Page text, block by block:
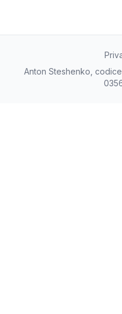
Anton Steshenko,